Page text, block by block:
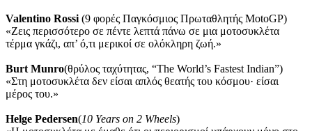
Valentino Rossi (9 φορές Παγκόσμιος Πρωταθλητής MotoGP)
«Ζεις περισσότερο σε πέντε λεπτά πάνω σε μια μοτοσυκλέτα
τέρμα γκάζι, απ’ ό,τι μερικοί σε ολόκληρη ζωή.»
Burt Munro(θρύλος ταχύτητας, “The World’s Fastest Indian”)
«Στη μοτοσυκλέτα δεν είσαι απλός θεατής του κόσμου· είσαι
μέρος του.»
Helge Pedersen(10 Years on 2 Wheels)